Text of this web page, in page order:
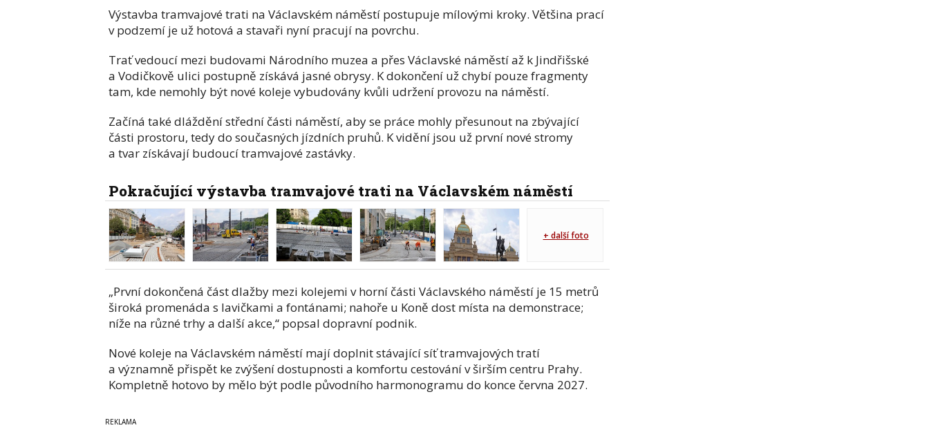
Výstavba tramvajové trati na Václavském náměstí postupuje mílovými kroky. Většina prací
v podzemí je už hotová a stavaři nyní pracují na povrchu.
Trať vedoucí mezi budovami Národního muzea a přes Václavské náměstí až k Jindřišské
a Vodičkově ulici postupně získává jasné obrysy. K dokončení už chybí pouze fragmenty
tam, kde nemohly být nové koleje vybudovány kvůli udržení provozu na náměstí.
Začíná také dláždění střední části náměstí, aby se práce mohly přesunout na zbývající
části prostoru, tedy do současných jízdních pruhů. K vidění jsou už první nové stromy
a tvar získávají budoucí tramvajové zastávky.
Pokračující výstavba tramvajové trati na Václavském náměstí
+ další foto
„První dokončená část dlažby mezi kolejemi v horní části Václavského náměstí je 15 metrů
široká promenáda s lavičkami a fontánami; nahoře u Koně dost místa na demonstrace;
níže na různé trhy a další akce,“ popsal dopravní podnik.
Nové koleje na Václavském náměstí mají doplnit stávající síť tramvajových tratí
a významně přispět ke zvýšení dostupnosti a komfortu cestování v širším centru Prahy.
Kompletně hotovo by mělo být podle původního harmonogramu do konce června 2027.